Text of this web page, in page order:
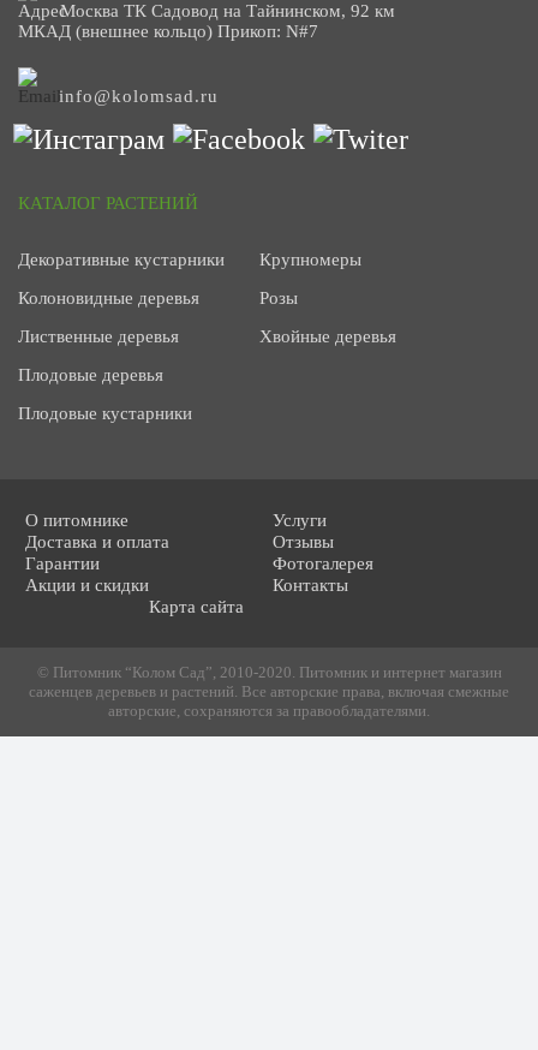
Москва ТК Садовод на Тайнинском, 92 км
МКАД (внешнее кольцо) Прикоп: N#7
info@kolomsad.ru
КАТАЛОГ РАСТЕНИЙ
Декоративные кустарники
Колоновидные деревья
Лиственные деревья
Плодовые деревья
Плодовые кустарники
Крупномеры
Розы
Хвойные деревья
О питомнике
Услуги
Доставка и оплата
Отзывы
Гарантии
Фотогалерея
Акции и скидки
Контакты
Карта сайта
© Питомник “Колом Сад”, 2010-2020. Питомник и интернет магазин
саженцев деревьев и растений. Все авторские права, включая смежные
авторские, сохраняются за правообладателями.